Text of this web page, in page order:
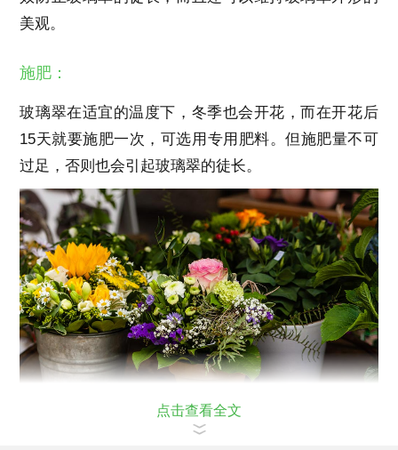
美观。
施肥：
玻璃翠在适宜的温度下，冬季也会开花，而在开花后
15天就要施肥一次，可选用专用肥料。但施肥量不可
过足，否则也会引起玻璃翠的徒长。
点击查看全文